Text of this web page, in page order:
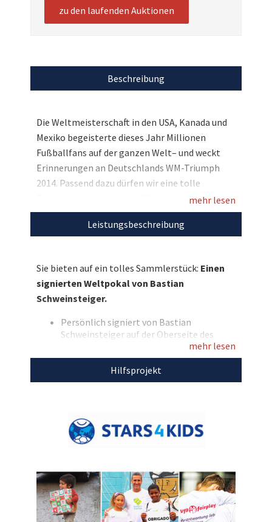
zu den laufenden Auktionen
Beschreibung
Die Weltmeisterschaft in den USA, Kanada und
Mexiko begeisterte dieses Jahr Millionen
Fußballfans auf der ganzen Welt– und weckt
Erinnerungen an Deutschlands WM-Triumph
2014. Passend dazu dürfen wir eine tolle
versteigern: Einen personalisierten Weltpokal
von Bastian Schweinsteiger, den er dazu noch
zugunsten der Kinderhilfsprojekte von
Stars4Kids!
einzigartige Auktionen für den guten Zweck!
mehr lesen
Leistungsbeschreibung
Sie bieten auf ein tolles Sammlerstück: Einen
signierten Weltpokal von Bastian
Schweinsteiger.
Persönlich signiert von Bastian
Schweinsteiger auf der Oberseite des
Bedrucktes Aluschild auf dem Sockel mit
der Aufschrift:
„Bastian Schweinsteiger – Weltmeister
Inkl. Fotodruck von Bastian
Schweinsteiger mit dem Pokal
Stars4Kids.
mehr lesen
Hilfsprojekt